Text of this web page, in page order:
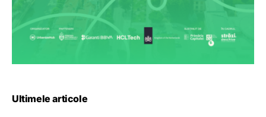
Ultimele articole